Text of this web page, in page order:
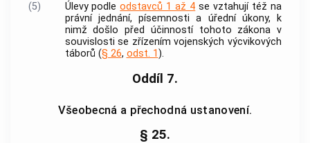
(5)
Úlevy podleodstavců 1 až 4 se vztahují též na
právní jednání, písemnosti a úřední úkony, k
nimž došlo před účinností tohoto zákona v
souvislosti se zřízením vojenských výcvikových
táborů (§ 26, odst. 1 ).
Oddíl 7.
Všeobecná a přechodná ustanovení.
§ 25.